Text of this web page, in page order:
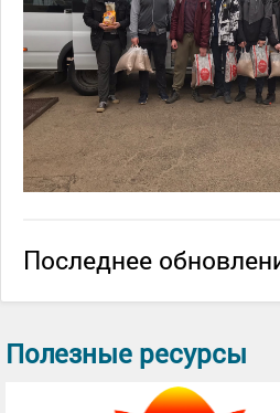
Последнее
Полезные ресурсы